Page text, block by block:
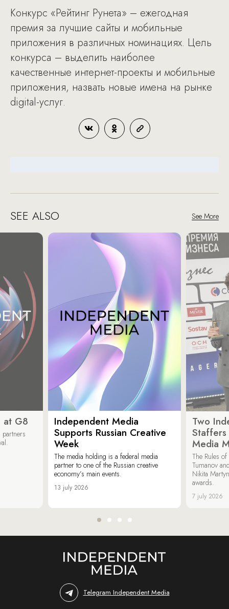
Конкурс «Рейтинг Рунета» – ежегодная
премия за лучшие сайты и мобильные
приложения в различных номинациях. Цель
конкурса – выделить наиболее
качественные интернет-проекты и мобильные
приложения, назвать новые имена на рынке
digital-услуг.
SEE ALSO See More
at G8
Independent Media
Supports Russian Creative
Week
The media holding is a federal media
partner to one of the Russian creative
economy’s main events.
13 july 2026
Two
Media
The Rules
Tumanov
Nikita
awards.
7 july 2026
Telegram Independent Media